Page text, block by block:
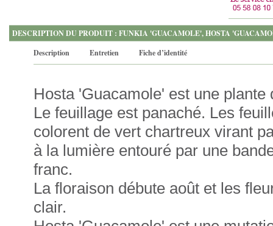
DESCRIPTION DU PRODUIT : FUNKIA 'GUACAMOLE', HOSTA
Description
Entretien Fiche d’identité
Hosta 'Guacamole' est une
Le feuillage est panaché. Les
colorent de vert chartreux virant
à la lumière entouré par une
franc.
La floraison débute août et les
clair.